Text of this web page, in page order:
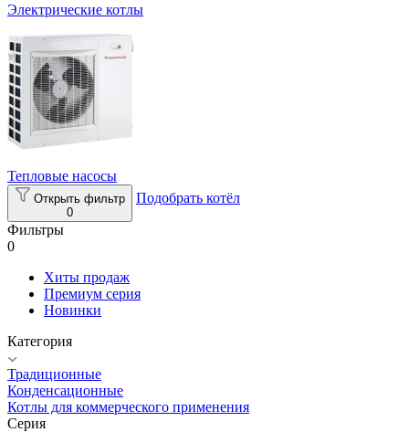
Электрические котлы
Тепловые насосы
Открыть фильтр
0
Подобрать котёл
Фильтры
0
Хиты продаж
Премиум серия
Новинки
Категория
Традиционные
Конденсационные
Котлы для коммерческого применения
Серия